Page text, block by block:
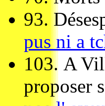
93.
pus ni a
103. A
proposer